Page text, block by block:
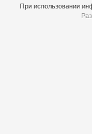
При использовании